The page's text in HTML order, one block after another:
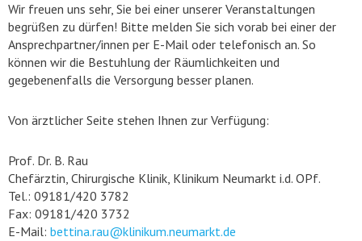
Wir freuen uns sehr, Sie bei einer unserer Veranstaltungen
begrüßen zu dürfen! Bitte melden Sie sich vorab bei einer der
Ansprechpartner/innen per E-Mail oder telefonisch an. So
können wir die Bestuhlung der Räumlichkeiten und
gegebenenfalls die Versorgung besser planen.
Von ärztlicher Seite stehen Ihnen zur Verfügung:
Prof. Dr. B. Rau
Chefärztin, Chirurgische Klinik, Klinikum Neumarkt i.d. OPf.
Tel.: 09181/420 3782
Fax: 09181/420 3732
E-Mail: bettina.rau@klinikum.neumarkt.de